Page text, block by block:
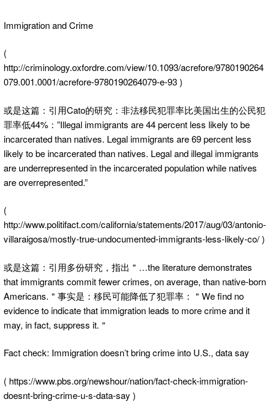
Immigration and Crime
(
http://criminology.oxfordre.com/view/10.1093/acrefore/9780190264
079.001.0001/acrefore-9780190264079-e-93 )
或是这篇：引用Cato的研究：非法移民犯罪率比美国出生的公民犯
罪率低44%：”Illegal immigrants are 44 percent less likely to be
incarcerated than natives. Legal immigrants are 69 percent less
likely to be incarcerated than natives. Legal and illegal immigrants
are underrepresented in the incarcerated population while natives
are overrepresented.”
(
http://www.politifact.com/california/statements/2017/aug/03/antonio-
villaraigosa/mostly-true-undocumented-immigrants-less-likely-co/ )
或是这篇：引用多份研究，指出＂…the literature demonstrates
that immigrants commit fewer crimes, on average, than native-born
Americans.＂事实是：移民可能降低了犯罪率：＂We find no
evidence to indicate that immigration leads to more crime and it
may, in fact, suppress it.＂
Fact check: Immigration doesn’t bring crime into U.S., data say
( https://www.pbs.org/newshour/nation/fact-check-immigration-
doesnt-bring-crime-u-s-data-say )